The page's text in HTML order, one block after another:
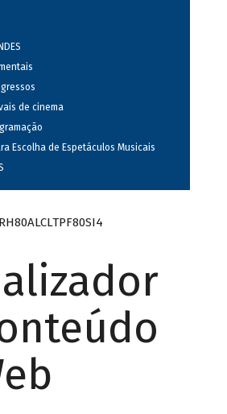
de cinema
Escolha de Espetáculos Musicais